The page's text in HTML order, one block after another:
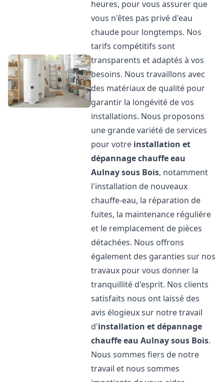
heures, pour vous assurer que
vous n'êtes pas privé d'eau
chaude pour longtemps. Nos
tarifs compétitifs sont
transparents et adaptés à vos
besoins. Nous travaillons avec
des matériaux de qualité pour
garantir la longévité de vos
installations. Nous proposons
une grande variété de services
pour votre installation et
dépannage chauffe eau
Aulnay sous Bois, notamment
l'installation de nouveaux
chauffe-eau, la réparation de
fuites, la maintenance régulière
et le remplacement de pièces
détachées. Nous offrons
également des garanties sur nos
travaux pour vous donner la
tranquillité d'esprit. Nos clients
satisfaits nous ont laissé des
avis élogieux sur notre travail
d'installation et dépannage
chauffe eau Aulnay sous Bois.
Nous sommes fiers de notre
travail et nous sommes